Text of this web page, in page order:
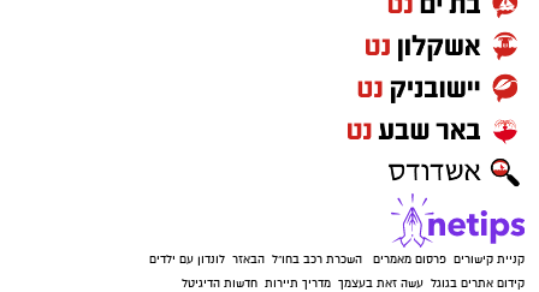
קניית קישורים פרסום מאמרים השכרת רכב בחו"ל הבאזר לונדון עם ילדים
קידום אתרים בגוגל עשה זאת בעצמך מדריך תיירות חדשות הדיגיטל